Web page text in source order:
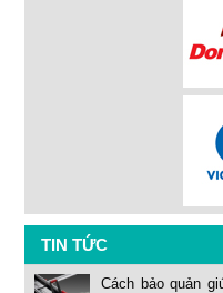
TIN TỨC
Cách bảo quản